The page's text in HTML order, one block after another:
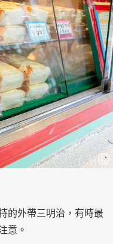
的外帶三明治，有時最
意。